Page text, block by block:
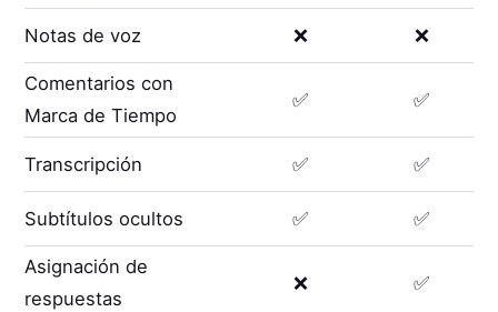
Notas de voz ❌ ❌
Comentarios con
Marca de Tiempo
✅ ✅
Transcripción ✅ ✅
Subtítulos ocultos ✅ ✅
Asignación de
respuestas
❌ ✅